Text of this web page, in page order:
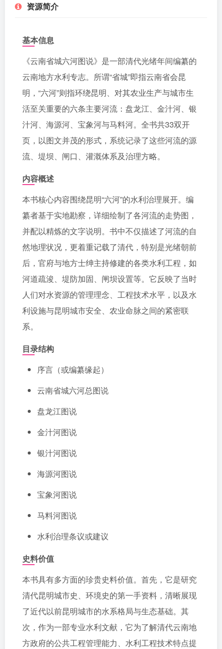
资源简介
基本信息
《云南省城六河图说》是一部清代光绪年间编纂的
云南地方水利专志。所谓“省城”即指云南省会昆
明，“六河”则指环绕昆明、对其农业生产与城市生
活至关重要的六条主要河流：盘龙江、金汁河、银
汁河、海源河、宝象河与马料河。全书共33双开
页，以图文并茂的形式，系统记录了这些河流的源
流、堤坝、闸口、灌溉体系及治理方略。
内容概述
本书核心内容围绕昆明“六河”的水利治理展开。编
纂者基于实地勘察，详细绘制了各河流的走势图，
并配以精炼的文字说明。书中不仅描述了河流的自
然地理状况，更着重记载了清代，特别是光绪朝前
后，官府与地方士绅主持修建的各类水利工程，如
河道疏浚、堤防加固、闸坝设置等。它反映了当时
人们对水资源的管理理念、工程技术水平，以及水
利设施与昆明城市安全、农业命脉之间的紧密联
系。
目录结构
序言（或编纂缘起）
云南省城六河总图说
盘龙江图说
金汁河图说
银汁河图说
海源河图说
宝象河图说
马料河图说
水利治理条议或建议
史料价值
本书具有多方面的珍贵史料价值。首先，它是研究
清代昆明城市史、环境史的第一手资料，清晰展现
了近代以前昆明城市的水系格局与生态基础。其
次，作为一部专业水利文献，它为了解清代云南地
方政府的公共工程管理能力、水利工程技术特点提